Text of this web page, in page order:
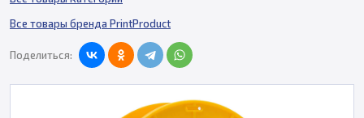
Все товары бренда PrintProduct
Поделиться: